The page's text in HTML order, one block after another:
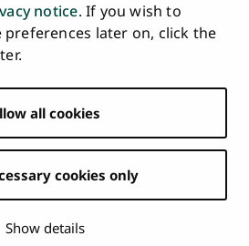
notice. If you wish to
preferences later on, click the
all cookies
cookies only
Show details
of
University
on
Tiktok